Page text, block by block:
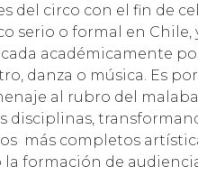
del circo con el fin de
serio o formal en Chile,
académicamente
danza o música. Es
al rubro del
disciplinas,
más completos
formación de